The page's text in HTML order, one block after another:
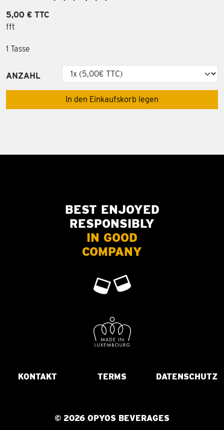
5,00 € TTC
fft
1 Tasse
ANZAHL
In den Einkaufskorb legen
BEST ENJOYED
RESPONSIBLY
IN GOOD
COMPANY
KONTAKT TERMS DATENSCHUTZ
© 2026 OPYOS BEVERAGES